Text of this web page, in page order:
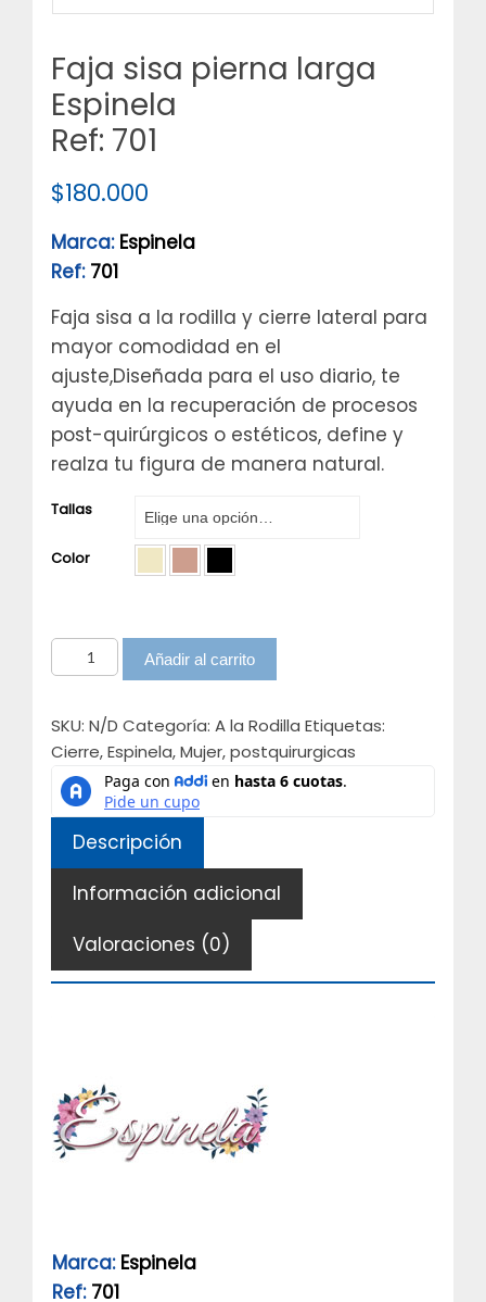
Faja sisa pierna larga
Espinela
Ref: 701
$180.000
Marca: Espinela
Ref: 701
Faja sisa a la rodilla y cierre lateral para
mayor comodidad en el
ajuste,Diseñada para el uso diario, te
ayuda en la recuperación de procesos
post-quirúrgicos o estéticos, define y
realza tu figura de manera natural.
Tallas
Color
Faja
sisa
pierna
largaEspinelaRef:
cantidad
Añadir al carrito
SKU: N/D Categoría: A la Rodilla Etiquetas:
Cierre,Espinela,Mujer,postquirurgicas
Descripción
Información adicional
Valoraciones (0)
Marca: Espinela
Ref: 701